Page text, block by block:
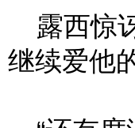
露西惊
继续爱他